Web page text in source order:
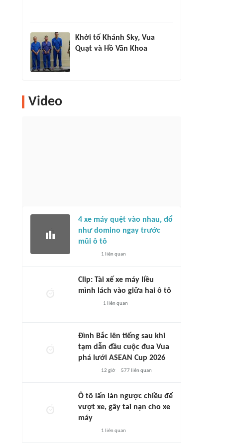
Khởi tố Khánh Sky, Vua
Quạt và Hồ Văn Khoa
Video
4 xe máy quệt vào nhau, đổ
như domino ngay trước
mũi ô tô
1 liên quan
Clip: Tài xế xe máy liều
mình lách vào giữa hai ô tô
1 liên quan
Đình Bắc lên tiếng sau khi
tạm dẫn đầu cuộc đua Vua
phá lưới ASEAN Cup 2026
12 giờ 577liên quan
Ô tô lấn làn ngược chiều để
vượt xe, gây tai nạn cho xe
máy
1 liên quan